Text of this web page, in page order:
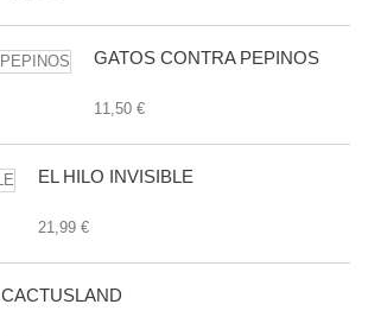
GATOS CONTRA PEPINOS
11,50 €
EL HILO INVISIBLE
21,99 €
CACTUSLAND